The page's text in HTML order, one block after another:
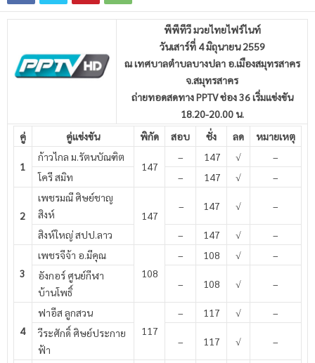
พีพีทีวี มวยไทยไฟร์ไนท์
วันเสาร์ที่ 4 มิถุนายน 2559
ณ เทศบาลตำบลบางปลา อ.เมืองสมุทรสาคร
จ.สมุทรสาคร
ถ่ายทอดสดทาง PPTV ช่อง 36 เริ่มแข่งขัน
18.20-20.00 น.
คู่
คู่แข่งขัน พิกัด สอบ ชั่ง ลด หมายเหตุ
1
ก้าวไกล ม.รัตนบัณฑิต
147
– 147 √
–
โครี สมิท
– 147 √ –
2
เพชรมณี ศิษย์ชาญ
สิงห์
147
– 147 √ –
สิงห์ใหญ่ สปป.ลาว – 147 √ –
3
เพชรจีจ้า อ.มีคุณ
108
– 108 √
–
อังกอร์ ศูนย์กีฬา
บ้านโพธิ์
– 108 √ –
4
ฟาอีส ลูกสวน
117
– 117 √
–
วีระศักดิ์ ศิษย์ประกาย
ฟ้า
– 117 √ –